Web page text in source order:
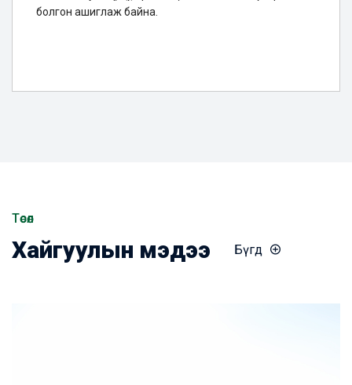
болгон ашиглаж байна.
Төсөл
Хайгуулын мэдээ Бүгд